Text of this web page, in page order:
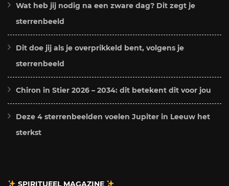
Wat heb jij nodig na een zware dag? Dit zegt je
sterrenbeeld
Dit doe jij als je overprikkeld bent, volgens je
sterrenbeeld
Chiron in Stier 2026 – 2034: dit betekent dit voor jou
Deze 4 sterrenbeelden voelen Jupiter in Leeuw het
sterkst
SPIRITUEEL MAGAZINE